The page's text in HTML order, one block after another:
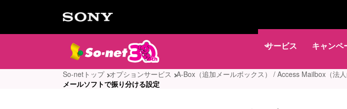
サービス キャンペ
So-netトップ オプションサービス A-Box（追加メールボックス） / Access Mailbox（法
メールソフトで振り分ける設定